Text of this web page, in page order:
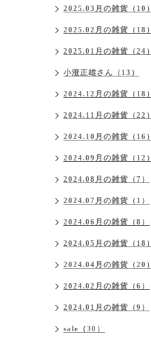
2025.03月の雑貨（10）
2025.02月の雑貨（18）
2025.01月の雑貨（24）
小澄正雄さん（13）
2024.12月の雑貨（18）
2024.11月の雑貨（22）
2024.10月の雑貨（16）
2024.09月の雑貨（12）
2024.08月の雑貨（7）
2024.07月の雑貨（1）
2024.06月の雑貨（8）
2024.05月の雑貨（18）
2024.04月の雑貨（20）
2024.02月の雑貨（6）
2024.01月の雑貨（9）
sale（30）